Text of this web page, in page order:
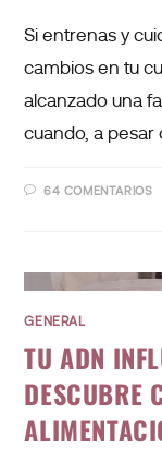
Si entrenas y
cambios en tu
alcanzado una
cuando, a
64 COMENTARIOS
GENERAL
TU ADN
DESCUBRE